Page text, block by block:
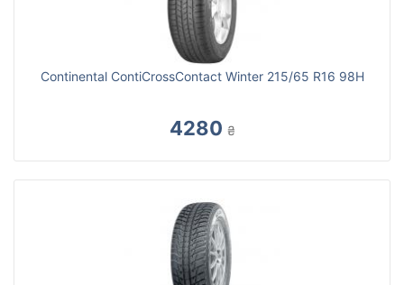
Continental ContiCrossContact Winter 215/65 R16 98H
4280 ₴